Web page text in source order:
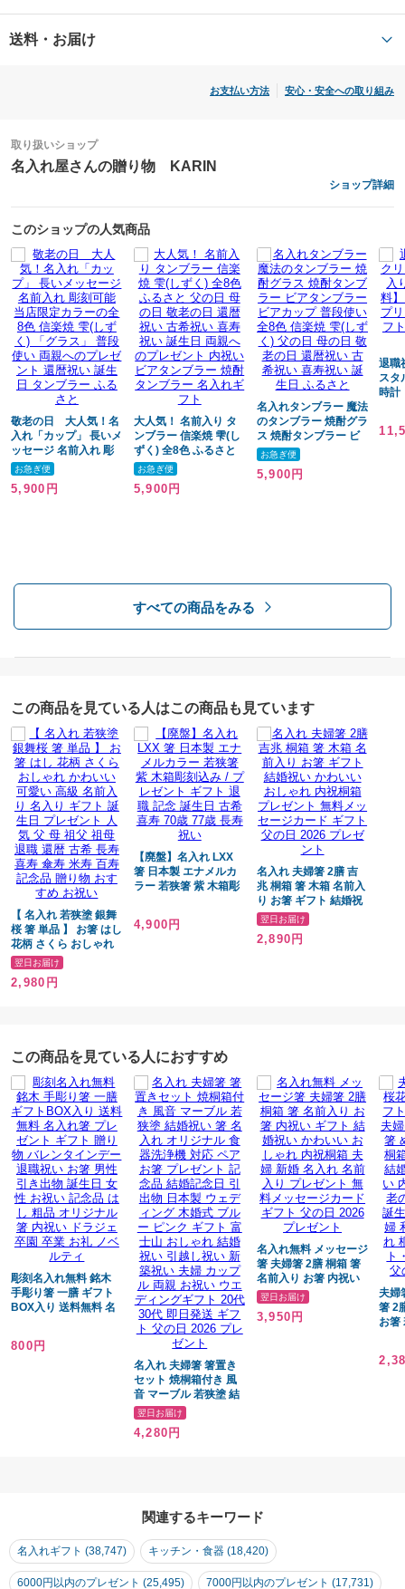
喜寿祝いの記念品を贈ることができます。
「いつまでも健康で元気にごはんをいただけますように。」そんな願い
ラインは裏表の両面に入っております。
桐箱の表面にお名前やメッセージなどをお入れします。
色
黒
赤
サイズ
箸黒（大）箸サイズ：23.5cm 11g
箸赤（小）サイズ：21.5cm 10g
桐箱サイズ：14×28cm
重さ
送料・お届け
お支払い方法 安心・安全への取り組み
取り扱いショップ
名入れ屋さんの贈り物 KARIN
ショップ詳細
このショップの人気商品
敬老の日 大人気！名
入れ「カップ」 長いメ
ッセージ 名前入れ 彫
刻可能 当店限定カラー
の全8色 信楽焼 雫(し
ずく) 「グラス」 普段
お急ぎ便
5,900円
大人気！ 名前入り タ
ンブラー 信楽焼 雫(し
ずく) 全8色 ふるさと
父の日 母の日 敬老の
日 還暦祝い 古希祝い
喜寿祝い 誕生日 両親
お急ぎ便
5,900円
名入れタンブラー 魔法
のタンブラー 焼酎グラ
ス 焼酎タンブラー ビ
アタンブラー ビアカッ
プ 普段使い 全8色 信
楽焼 雫(しずく) 父の日
お急ぎ便
5,900円
退職
スタ
時計
碑】
すべての商品をみる
この商品を見ている人はこの商品も見ています
【 名入れ 若狭塗 銀舞
桜 箸 単品 】 お箸 はし
花柄 さくら おしゃれ
かわいい 可愛い 高級
名前入り 名入り ギフ
ト 誕生日 プレゼント
い
翌日お届け
2,980円
【廃盤】名入れ LXX
箸 日本製 エナメルカ
ラー 若狭箸 紫 木箱彫
古希 喜寿 70歳 77歳
4,900円
名入れ 夫婦箸 2膳 吉
兆 桐箱 箸 木箱 名前入
り お箸 ギフト 結婚祝
い かわいい おしゃれ
内祝桐箱 プレゼント
無料メッセージカード
翌日お届け
2,890円
この商品を見ている人におすすめ
彫刻名入れ無料 銘木
手彫り箸 一膳 ギフト
BOX入り 送料無料 名
インデー 退職祝い お
800円
名入れ 夫婦箸 箸置き
セット 焼桐箱付き 風
音 マーブル 若狭塗 結
婚祝い 箸 名入れ オリ
ジナル 食器洗浄機 対
応 ペア お箸 プレゼン
おしゃれ 結婚祝い 引
越し祝い 新築祝い 夫
婦 カップル 両親 お祝
い ウエディングギフト
20代 30代 即日発送 ギ
フト 父の日 2026 プレ
翌日お届け
4,280円
名入れ無料 メッセージ
箸 夫婦箸 2膳 桐箱 箸
名前入り お箸 内祝い
ギフト 結婚祝い かわ
いい おしゃれ 内祝桐
箱 夫婦 新婚 名入れ 名
翌日お届け
3,950円
夫婦
箸 2
お箸
入り
関連するキーワード
名入れギフト (38,747) キッチン・食器 (18,420)
6000円以内のプレゼント (25,495) 7000円以内のプレゼント (17,731)